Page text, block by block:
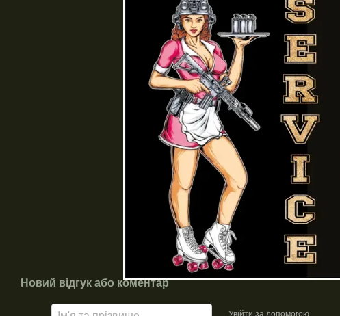
Новий відгук або коментар
Увійти за допомогою